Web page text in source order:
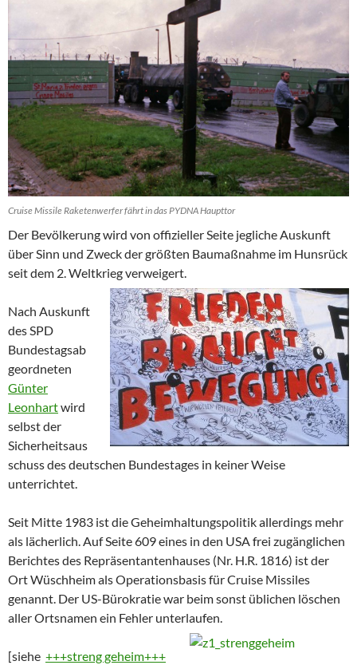
Cruise Missile Raketenwerfer fährt in das PYDNA Haupttor
Der Bevölkerung wird von offizieller Seite jegliche Auskunft
über Sinn und Zweck der größten Baumaßnahme im Hunsrück
seit dem 2. Weltkrieg verweigert.
Nach Auskunft
des SPD
Bundestagsab
geordneten
Günter
Leonhartwird
selbst der
Sicherheitsaus
schuss des deutschen Bundestages in keiner Weise
unterrichtet.
Seit Mitte 1983 ist die Geheimhaltungspolitik allerdings mehr
als lächerlich. Auf Seite 609 eines in den USA frei zugänglichen
Berichtes des Repräsentantenhauses (Nr. H.R. 1816) ist der
Ort Wüschheim als Operationsbasis für Cruise Missiles
genannt. Der US-Bürokratie war beim sonst üblichen löschen
aller Ortsnamen ein Fehler unterlaufen.
[siehe +++streng geheim+++